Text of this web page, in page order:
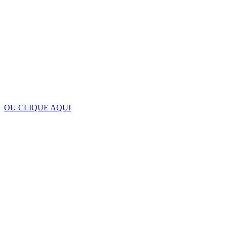
OU CLIQUE AQUI